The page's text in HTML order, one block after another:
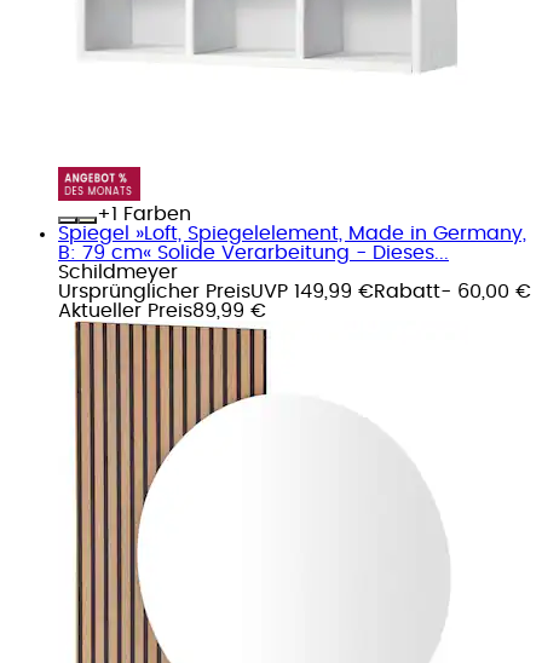
+
Farben
Spiegel »Loft, Spiegelelement, Made in Germany,
B: 79 cm« Solide Verarbeitung - Dieses...
Schildmeyer
Ursprünglicher PreisUVP 149,99 €Rabatt- 60,00 €
Aktueller Preis89,99 €